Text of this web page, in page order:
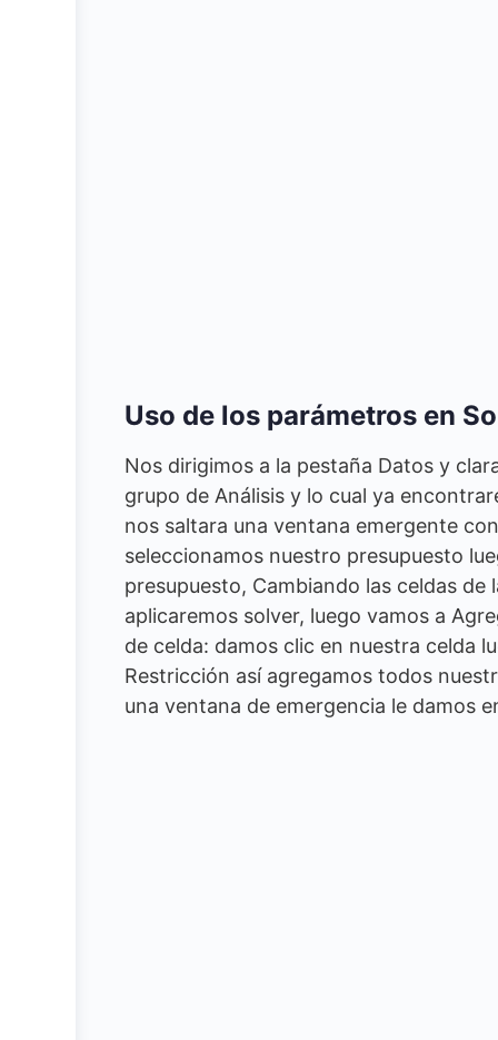
Uso de los parámetros en
Nos dirigimos a la pestaña Datos y
grupo de Análisis y lo cual ya
nos saltara una ventana emergente
seleccionamos nuestro presupuesto
presupuesto, Cambiando las celdas
aplicaremos solver, luego vamos a
de celda: damos clic en nuestra celda
Restricción así agregamos todos
una ventana de emergencia le damos